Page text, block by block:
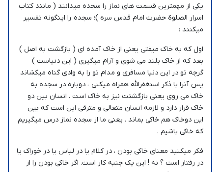
یکی از مهمترین قسمت های نماز را سجده میدانند ( مانند کتاب
اسرار الصلوة حضرت امام قدس سره )؛ سجده را اینگونه تفسیر
میکنند :
اول که به خاک میفتی یعنی از خاک آمده ای ( بازگشت به اصل )
بعد که از خاک بلند می شوی و آرام میگیری ( این دنیاست )
گرچه تو در این دنیا مسافری و مدام تو را به وادی گناه میکشاند
پس آنرا با ذکر استغفرالله همراه میکنی ، دوباره در سجده به
خاک می روی یعنی بازگشتت نیز به خاک است . انسان بین دو
خاک قرار دارد و لازمه انسان متعالی و مترقی این است که بین
این دوخاک هم خاکی بماند . یعنی ما از سجده نماز درس میگیریم
که خاکی باشیم .
فکر میکنید معنای خاکی بودن ، در کلام یا در لباس یا در خوراک یا
در رفتار است ؟ نه ! این یک جنبه کار است. اگر خاکی بودن را از